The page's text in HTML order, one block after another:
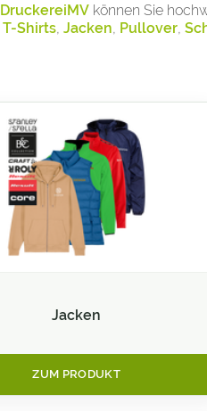
DruckereiMVkönnen Sie
T-Shirts, Jacken Pullover,
Jacken
ZUM PRODUKT